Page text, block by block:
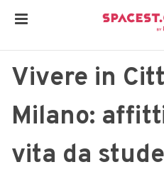
Vivere in
Milano:
vita da